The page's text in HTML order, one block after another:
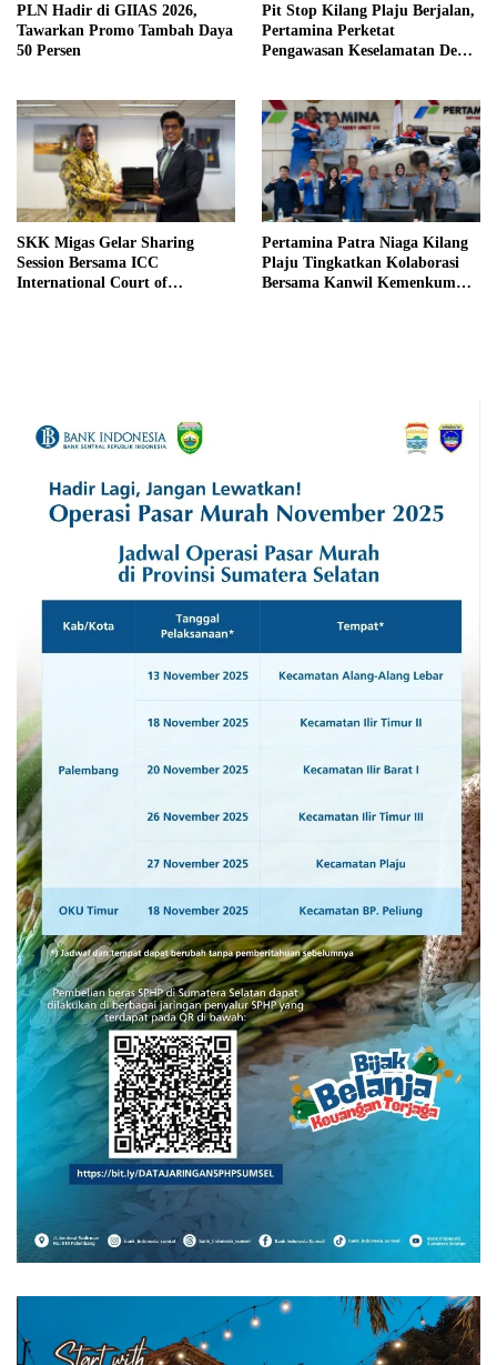
PLN Hadir di GIIAS 2026,
Tawarkan Promo Tambah Daya
50 Persen
Pit Stop Kilang Plaju Berjalan,
Pertamina Perketat
Pengawasan Keselamatan Demi
SKK Migas Gelar Sharing
Session Bersama ICC
International Court of
Pertamina Patra Niaga Kilang
Plaju Tingkatkan Kolaborasi
Bersama Kanwil Kemenkum